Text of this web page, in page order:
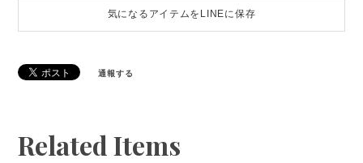
気になるアイテムをLINEに保存
通報する
Related Items